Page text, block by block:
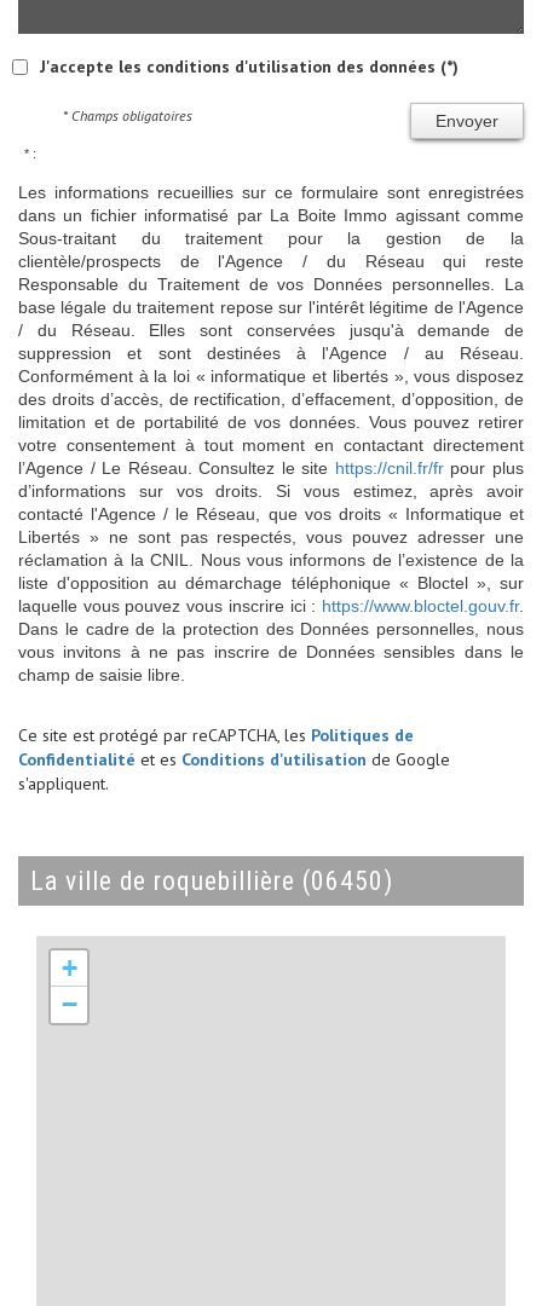
J'accepte les conditions d'utilisation des données (*)
Envoyer
* Champs obligatoires
* :
Les informations recueillies sur ce formulaire sont enregistrées
dans un fichier informatisé par La Boite Immo agissant comme
Sous-traitant du traitement pour la gestion de la
clientèle/prospects de l'Agence / du Réseau qui reste
Responsable du Traitement de vos Données personnelles. La
base légale du traitement repose sur l'intérêt légitime de l'Agence
/ du Réseau. Elles sont conservées jusqu'à demande de
suppression et sont destinées à l'Agence / au Réseau.
Conformément à la loi « informatique et libertés », vous disposez
des droits d’accès, de rectification, d’effacement, d’opposition, de
limitation et de portabilité de vos données. Vous pouvez retirer
votre consentement à tout moment en contactant directement
l’Agence / Le Réseau. Consultez le site https://cnil.fr/frpour plus
d’informations sur vos droits. Si vous estimez, après avoir
contacté l'Agence / le Réseau, que vos droits « Informatique et
Libertés » ne sont pas respectés, vous pouvez adresser une
réclamation à la CNIL. Nous vous informons de l’existence de la
liste d'opposition au démarchage téléphonique « Bloctel », sur
laquelle vous pouvez vous inscrire ici : https://www.bloctel.gouv.fr.
Dans le cadre de la protection des Données personnelles, nous
vous invitons à ne pas inscrire de Données sensibles dans le
champ de saisie libre.
Ce site est protégé par reCAPTCHA, les Politiques de
Confidentialité et es Conditions d'utilisation de Google
s'appliquent.
la ville de roquebillière (06450)
+
−